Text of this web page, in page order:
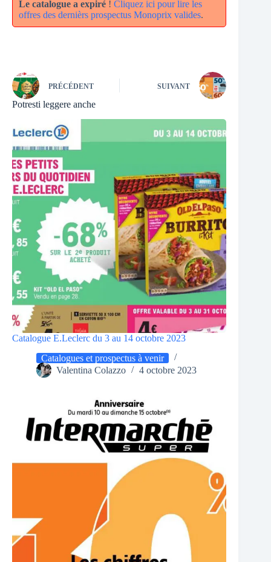
Le catalogue a expiré ! Cliquez ici pour lire les
offres des dernièrs prospectus Monoprix valides.
PRÉCÉDENT SUIVANT
Potresti leggere anche
Catalogue E.Leclerc du 3 au 14 octobre 2023
Catalogues et prospectus à venir
Valentina Colazzo
4 octobre 2023